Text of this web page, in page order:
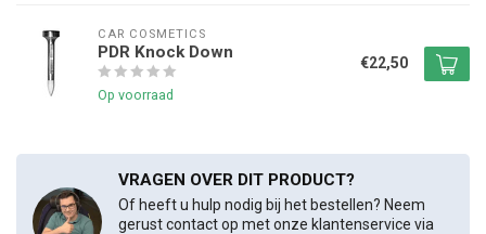
CAR COSMETICS
PDR Knock Down
Op voorraad
€22,50
VRAGEN OVER DIT PRODUCT?
Of heeft u hulp nodig bij het bestellen? Neem
gerust contact op met onze klantenservice via